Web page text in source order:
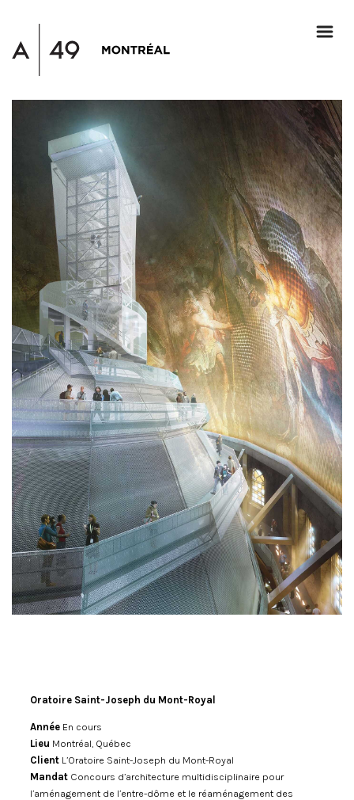
Oratoire Saint-Joseph du Mont-Royal
Année En cours
Lieu Montréal, Québec
Client L’Oratoire Saint-Joseph du Mont-Royal
Mandat Concours d’architecture multidisciplinaire pour
l’aménagement de l’entre-dôme et le réaménagement des